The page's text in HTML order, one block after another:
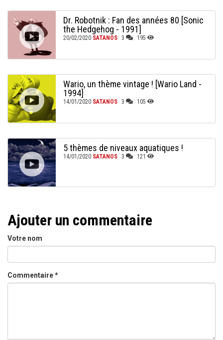
Dr. Robotnik : Fan des années 80 [Sonic
the Hedgehog - 1991]
20/02/2020 SATANOS 3 195
Wario, un thème vintage ! [Wario Land -
1994]
14/01/2020 SATANOS 3 105
5 thèmes de niveaux aquatiques !
14/01/2020 SATANOS 3 121
Ajouter un commentaire
Votre nom
Commentaire*